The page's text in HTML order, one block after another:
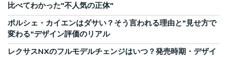
比べてわかった"不人気の正体"
ポルシェ・カイエンはダサい？そう言われる理由と"見せ方で
変わる"デザイン評価のリアル
レクサスNXのフルモデルチェンジはいつ？発売時期・デザイ